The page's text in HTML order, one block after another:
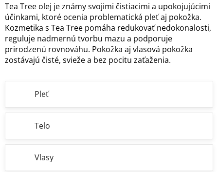
Tea Tree olej je známy svojimi čistiacimi a upokojujúcimi
účinkami, ktoré ocenia problematická pleť aj pokožka.
Kozmetika s Tea Tree pomáha redukovať nedokonalosti,
reguluje nadmernú tvorbu mazu a podporuje
prirodzenú rovnováhu. Pokožka aj vlasová pokožka
zostávajú čisté, svieže a bez pocitu zaťaženia.
Pleť
Telo
Vlasy